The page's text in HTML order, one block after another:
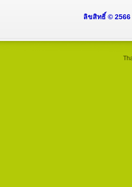
ลิขสิทธิ์ © 2566